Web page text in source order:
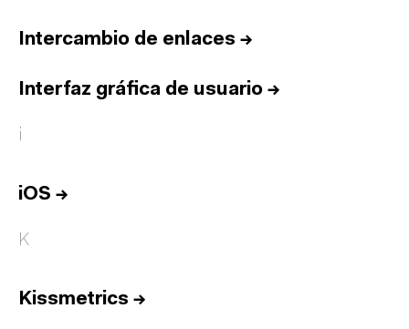
Intercambio de enlaces →
Interfaz gráfica de usuario →
i
iOS →
K
Kissmetrics →